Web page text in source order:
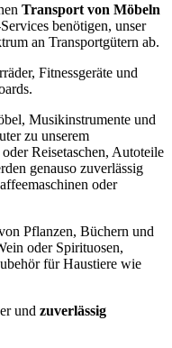
Transport von Möbeln
benötigen, unser
an Transportgütern ab.
Fitnessgeräte und
Musikinstrumente und
zu unserem
Reisetaschen, Autoteile
genauso zuverlässig
oder
Pflanzen, Büchern und
oder Spirituosen,
für Haustiere wie
und zuverlässig